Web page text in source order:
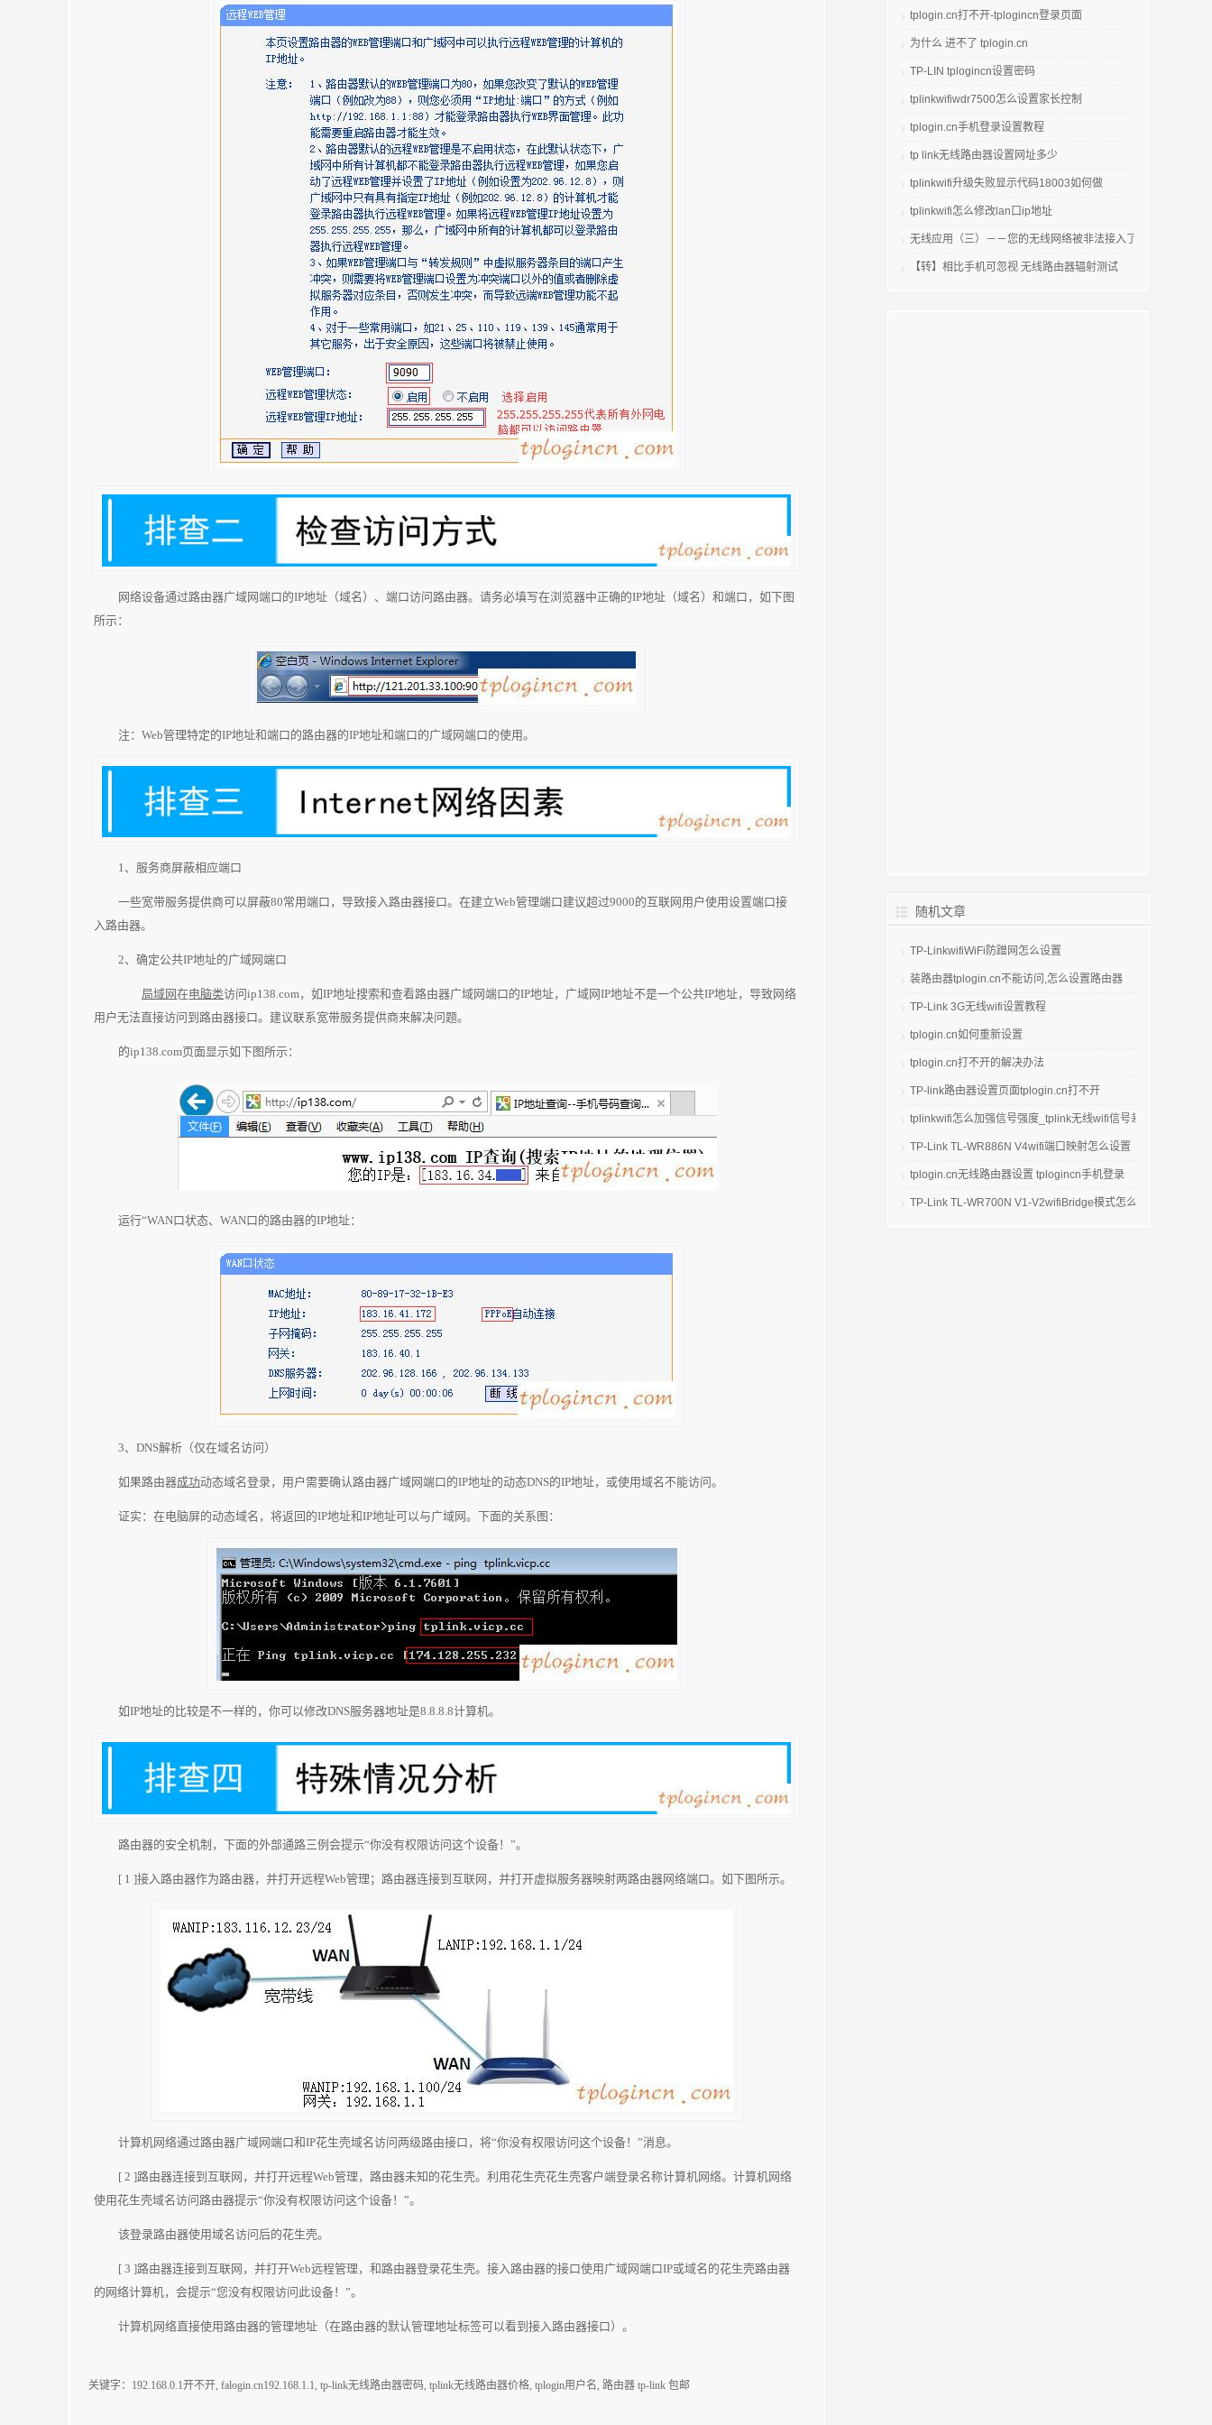
网络设备通过路由器广域网端口的IP地址（域名）、端口访问路由器。请务必填写在浏览器中正确的IP地址（域名）和端口，如下图
所示：
注：Web管理特定的IP地址和端口的路由器的IP地址和端口的广域网端口的使用。
1、服务商屏蔽相应端口
一些宽带服务提供商可以屏蔽80常用端口，导致接入路由器接口。在建立Web管理端口建议超过9000的互联网用户使用设置端口接
入路由器。
2、确定公共IP地址的广域网端口
局域网在电脑类访问ip138.com，如IP地址搜索和查看路由器广域网端口的IP地址，广域网IP地址不是一个公共IP地址，导致网络
用户无法直接访问到路由器接口。建议联系宽带服务提供商来解决问题。
的ip138.com页面显示如下图所示：
运行“WAN口状态、WAN口的路由器的IP地址：
3、DNS解析（仅在域名访问）
如果路由器成功动态域名登录，用户需要确认路由器广域网端口的IP地址的动态DNS的IP地址，或使用域名不能访问。
证实：在电脑屏的动态域名，将返回的IP地址和IP地址可以与广域网。下面的关系图：
如IP地址的比较是不一样的，你可以修改DNS服务器地址是8.8.8.8计算机。
路由器的安全机制，下面的外部通路三例会提示“你没有权限访问这个设备！”。
[ 1 ]接入路由器作为路由器，并打开远程Web管理；路由器连接到互联网，并打开虚拟服务器映射两路由器网络端口。如下图所示。
计算机网络通过路由器广域网端口和IP花生壳域名访问两级路由接口，将“你没有权限访问这个设备！”消息。
[ 2 ]路由器连接到互联网，并打开远程Web管理，路由器未知的花生壳。利用花生壳花生壳客户端登录名称计算机网络。计算机网络
使用花生壳域名访问路由器提示“你没有权限访问这个设备！”。
该登录路由器使用域名访问后的花生壳。
[ 3 ]路由器连接到互联网，并打开Web远程管理，和路由器登录花生壳。接入路由器的接口使用广域网端口IP或域名的花生壳路由器
的网络计算机，会提示“您没有权限访问此设备！”。
计算机网络直接使用路由器的管理地址（在路由器的默认管理地址标签可以看到接入路由器接口）。
关键字： 192.168.0.1开不开, falogin.cn192.168.1.1, tp-link无线路由器密码, tplink无线路由器价格, tplogin用户名, 路由器 tp-link 包邮
tplogin.cn打不开-tplogincn登录页面
为什么 进不了 tplogin.cn
TP-LIN tplogincn设置密码
tplinkwifiwdr7500怎么设置家长控制
tplogin.cn手机登录设置教程
tp link无线路由器设置网址多少
tplinkwifi升级失败显示代码18003如何做
tplinkwifi怎么修改lan口ip地址
无线应用（三）－－您的无线网络被非法接入了吗
【转】相比手机可忽视 无线路由器辐射测试
随机文章
TP-LinkwifiWiFi防蹭网怎么设置
装路由器tplogin.cn不能访问,怎么设置路由器
TP-Link 3G无线wifi设置教程
tplogin.cn如何重新设置
tplogin.cn打不开的解决办法
TP-link路由器设置页面tplogin.cn打不开
tplinkwifi怎么加强信号强度_tplink无线wifi信号差怎么解决
TP-Link TL-WR886N V4wifi端口映射怎么设置
tplogin.cn无线路由器设置 tplogincn手机登录
TP-Link TL-WR700N V1-V2wifiBridge模式怎么设置